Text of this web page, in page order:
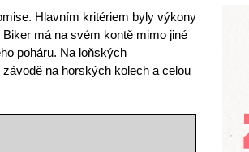
Hlavním kritériem byly výkony
má na svém kontě mimo jiné
poháru. Na loňských
na horských kolech a celou